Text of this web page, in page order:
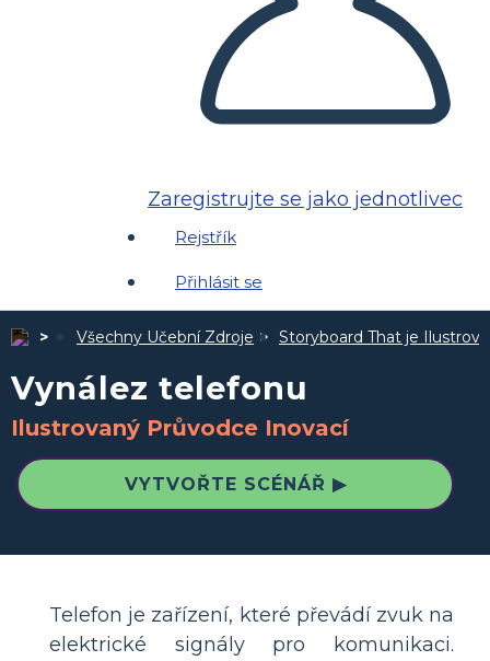
Zaregistrujte se jako jednotlivec
Rejstřík
Přihlásit se
Všechny Učební Zdroje Storyboard That je
Vynález telefonu
Ilustrovaný Průvodce Inovací
VYTVOŘTE SCÉNÁŘ ▶
Telefon je zařízení, které převádí zvuk na
elektrické signály pro komunikaci.